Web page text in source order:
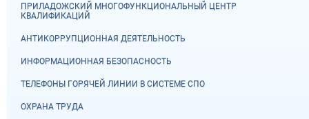
ПРИЛАДОЖСКИЙ МНОГОФУНКЦИОНАЛЬНЫЙ ЦЕНТР
КВАЛИФИКАЦИЙ
АНТИКОРРУПЦИОННАЯ ДЕЯТЕЛЬНОСТЬ
ИНФОРМАЦИОННАЯ БЕЗОПАСНОСТЬ
ТЕЛЕФОНЫ ГОРЯЧЕЙ ЛИНИИ В СИСТЕМЕ СПО
ОХРАНА ТРУДА